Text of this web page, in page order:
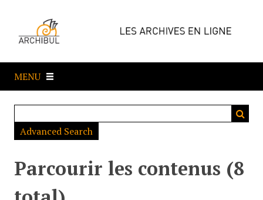
e
a
MENU
Advanced Search
Parcourir les contenus (8